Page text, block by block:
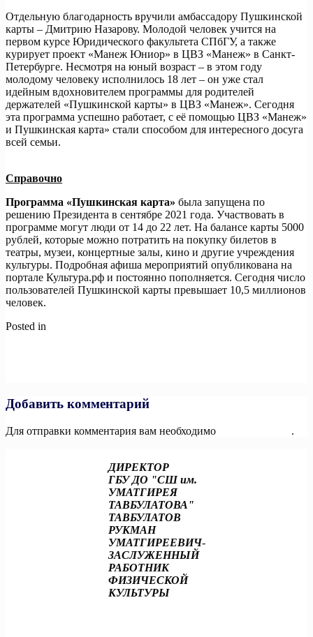
Отдельную благодарность вручили амбассадору Пушкинской
карты – Дмитрию Назарову. Молодой человек учится на
первом курсе Юридического факультета СПбГУ, а также
курирует проект «Манеж Юниор» в ЦВЗ «Манеж» в Санкт-
Петербурге. Несмотря на юный возраст – в этом году
молодому человеку исполнилось 18 лет – он уже стал
идейным вдохновителем программы для родителей
держателей «Пушкинской карты» в ЦВЗ «Манеж». Сегодня
эта программа успешно работает, с её помощью ЦВЗ «Манеж»
и Пушкинская карта» стали способом для интересного досуга
всей семьи.
Справочно
Программа «Пушкинская карта» была запущена по
решению Президента в сентябре 2021 года. Участвовать в
программе могут люди от 14 до 22 лет. На балансе карты 5000
рублей, которые можно потратить на покупку билетов в
театры, музеи, концертные залы, кино и другие учреждения
культуры. Подробная афиша мероприятий опубликована на
портале Культура.рф и постоянно пополняется. Сегодня число
пользователей Пушкинской карты превышает 10,5 миллионов
человек.
Posted in
Добавить комментарий
Для отправки комментария вам необходимо .
ДИРЕКТОР
ГБУ ДО "СШ им.
УМАТГИРЕЯ
ТАВБУЛАТОВА"
ТАВБУЛАТОВ
РУКМАН
УМАТГИРЕЕВИЧ-
ЗАСЛУЖЕННЫЙ
РАБОТНИК
ФИЗИЧЕСКОЙ
КУЛЬТУРЫ